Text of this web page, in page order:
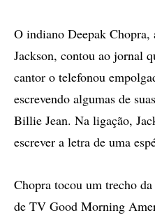
O indiano Deepak Chopra,
Jackson, contou ao jornal
cantor o telefonou
escrevendo algumas de
Billie Jean. Na ligação,
escrever a letra de uma
Chopra tocou um trecho
de TV Good Morning